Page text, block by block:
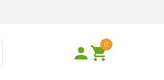
person 0
local_grocery_store